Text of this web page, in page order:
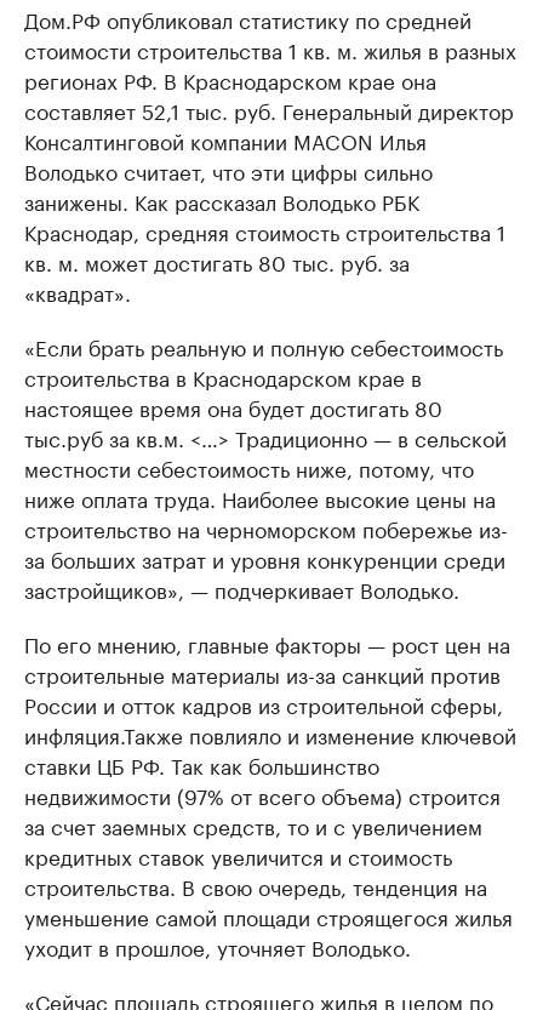
Дом.РФ опубликовал статистику по средней
стоимости строительства 1 кв. м. жилья в разных
регионах РФ. В Краснодарском крае она
составляет 52,1 тыс. руб. Генеральный директор
Консалтинговой компании MACON Илья
Володько считает, что эти цифры сильно
занижены. Как рассказал Володько РБК
Краснодар, средняя стоимость строительства 1
кв. м. может достигать 80 тыс. руб. за
«квадрат».
«Если брать реальную и полную себестоимость
строительства в Краснодарском крае в
настоящее время она будет достигать 80
тыс.руб за кв.м. <…> Традиционно — в сельской
местности себестоимость ниже, потому, что
ниже оплата труда. Наиболее высокие цены на
строительство на черноморском побережье из-
за больших затрат и уровня конкуренции среди
застройщиков», — подчеркивает Володько.
По его мнению, главные факторы — рост цен на
строительные материалы из-за санкций против
России и отток кадров из строительной сферы,
инфляция.Также повлияло и изменение ключевой
ставки ЦБ РФ. Так как большинство
недвижимости (97% от всего объема) строится
за счет заемных средств, то и с увеличением
кредитных ставок увеличится и стоимость
строительства. В свою очередь, тенденция на
уменьшение самой площади строящегося жилья
уходит в прошлое, уточняет Володько.
«Сейчас площадь строящего жилья в целом по